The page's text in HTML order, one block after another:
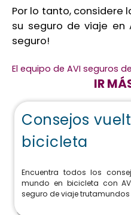
Por lo tanto, considere
su seguro de viaje en
seguro!
El equipo de AVI seguros
IR
Consejos
bicicleta
Encuentra todos los
mundo en bicicleta con
seguro de viaje